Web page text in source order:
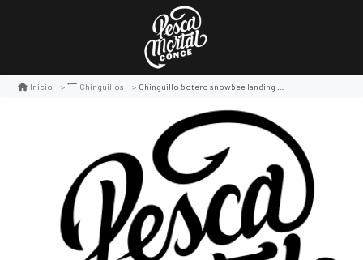
Inicio Chinguillos Chinguillo botero snowbee landing net